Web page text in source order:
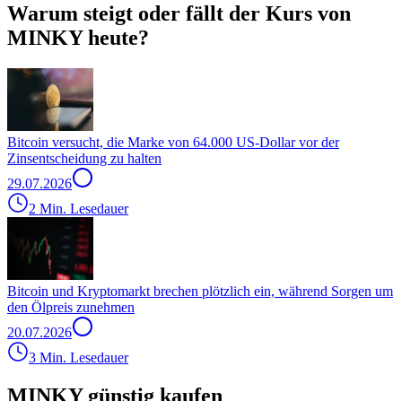
Warum steigt oder fällt der Kurs von
MINKY heute?
Bitcoin versucht, die Marke von 64.000 US-Dollar vor der
Zinsentscheidung zu halten
29.07.2026
2 Min. Lesedauer
Bitcoin und Kryptomarkt brechen plötzlich ein, während Sorgen um
den Ölpreis zunehmen
20.07.2026
3 Min. Lesedauer
MINKY günstig kaufen